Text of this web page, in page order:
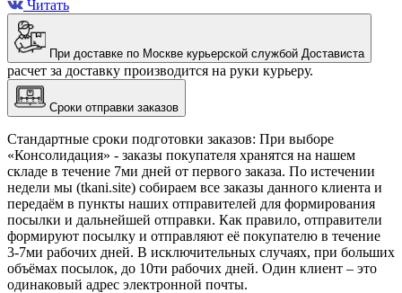
Читать
При доставке по Москве курьерской службой Достависта
расчет за доставку производится на руки курьеру.
Сроки отправки заказов
Стандартные сроки подготовки заказов: При выборе
«Консолидация» - заказы покупателя хранятся на нашем
складе в течение 7ми дней от первого заказа. По истечении
недели мы (tkani.site) собираем все заказы данного клиента и
передаём в пункты наших отправителей для формирования
посылки и дальнейшей отправки. Как правило, отправители
формируют посылку и отправляют её покупателю в течение
3-7ми рабочих дней. В исключительных случаях, при больших
объёмах посылок, до 10ти рабочих дней. Один клиент – это
одинаковый адрес электронной почты.